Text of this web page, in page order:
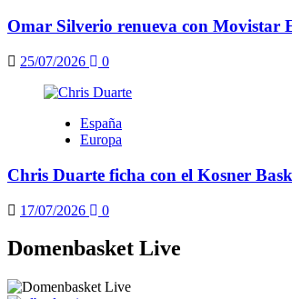
Omar Silverio renueva con Movistar
25/07/2026 0
España
Europa
Chris Duarte ficha con el Kosner
17/07/2026 0
Domenbasket Live